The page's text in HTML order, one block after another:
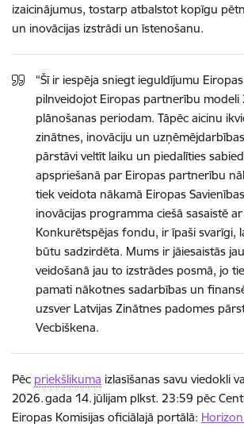
izaicinājumus, tostarp atbalstot kopīgu
un inovācijas izstrādi un īstenošanu.
“Šī ir iespēja sniegt ieguldījumu
pilnveidojot Eiropas partnerību modeli
plānošanas periodam. Tāpēc aicinu
zinātnes, inovāciju un
pārstāvi veltīt laiku un piedalīties
apspriešanā par Eiropas partnerību
tiek veidota nākamā Eiropas
inovācijas programma ciešā sasaistē
Konkurētspējas fondu, ir īpaši svarīgi,
būtu sadzirdēta. Mums ir jāiesaistās
veidošanā jau to izstrādes posmā, jo
pamati nākotnes sadarbības un
uzsver Latvijas Zinātnes padomes
Vecbiškena.
Pēc priekšlikuma izlasīšanas savu viedokli
2026. gada 14. jūlijam plkst. 23:59 pēc
Eiropas Komisijas oficiālajā portālā: